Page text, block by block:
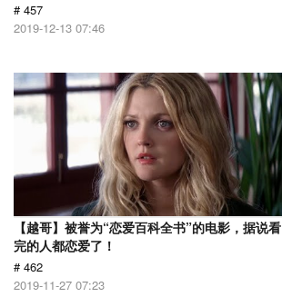
# 457
2019-12-13 07:46
【越哥】被誉为“恋爱百科全书”的电影，据说看
完的人都恋爱了！
# 462
2019-11-27 07:23